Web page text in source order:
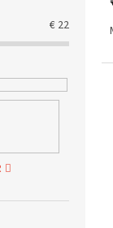
€ 22